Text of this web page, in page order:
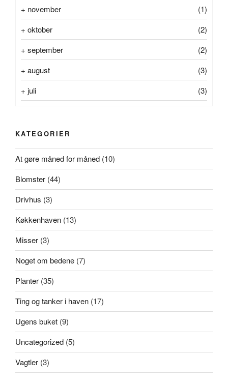
+ november
(1)
+ oktober
(2)
+ september
(2)
+ august
(3)
+ juli (3)
KATEGORIER
At gøre måned for måned (10)
Blomster (44)
Drivhus (3)
Køkkenhaven (13)
Misser (3)
Noget om bedene (7)
Planter (35)
Ting og tanker i haven (17)
Ugens buket (9)
Uncategorized (5)
Vagtler (3)